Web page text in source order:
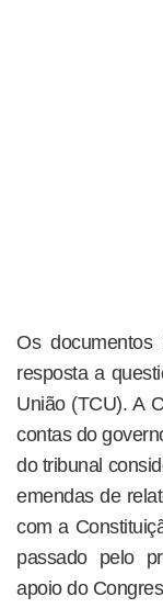
Os
resposta a
União (TCU). A
contas do
do tribunal
emendas de
com a
passado pelo
apoio do